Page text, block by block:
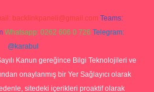
backlinkpaneli@gmail.com Teams:
Whatsapp: 0262 606 0 726 Telegram:
@karabul
Kanun gereğince Bilgi Teknolojileri ve
onaylanmış bir Yer Sağlayıcı olarak
sitedeki içerikleri proaktif olarak